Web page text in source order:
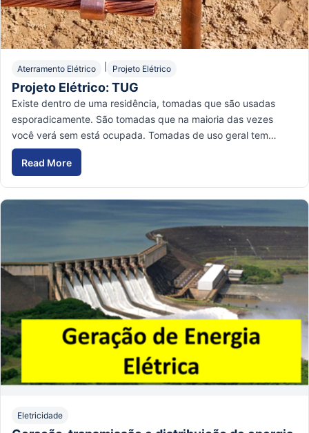
Aterramento Elétrico Projeto Elétrico
Projeto Elétrico: TUG
Existe dentro de uma residência, tomadas que são usadas
esporadicamente. São tomadas que na maioria das vezes
você verá sem está ocupada. Tomadas de uso geral tem…
Read More
Eletricidade